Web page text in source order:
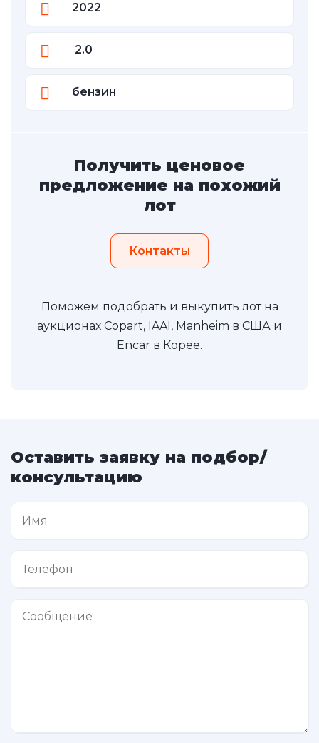
2022
2.0
бензин
Получить ценовое
предложение на похожий
лот
Контакты
Поможем подобрать и выкупить лот на
аукционах Copart, IAAI, Manheim в США и
Encar в Корее.
Оставить заявку на подбор/
консультацию